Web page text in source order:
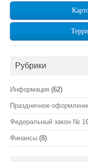
Рубрики
Информация (62)
Праздничное
Федеральный закон №
Финансы (8)